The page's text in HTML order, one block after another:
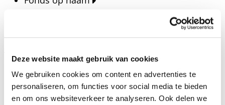
Deze website maakt gebruik van cookies
We gebruiken cookies om content en advertenties te
personaliseren, om functies voor social media te bieden
en om ons websiteverkeer te analyseren. Ook delen we
Blijf op de hoogte van het laatste nieuws, verhalen,
publicaties en ontwikkelingen rondom Kansfonds
en onze missie.